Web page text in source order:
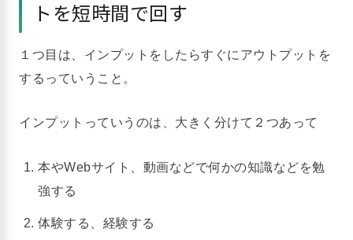
トを短時間で回す
１つ目は、インプットをしたらすぐにアウトプットを
するっていうこと。
インプットっていうのは、大きく分けて２つあって
本やWebサイト、動画などで何かの知識などを勉
強する
体験する、経験する